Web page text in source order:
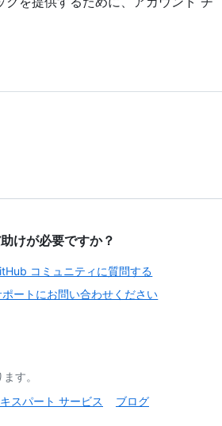
けが必要ですか？
コミュニティに質問する
ポートにお問い合わせください
す。
スパート サービス ブログ